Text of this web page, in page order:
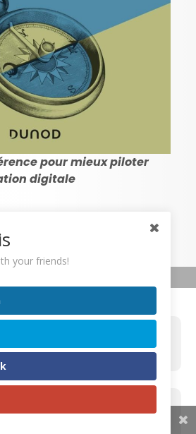
pour mieux piloter
digitale
your friends!